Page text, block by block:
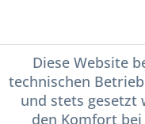
Diese Website
technischen
und stets gesetzt
den Komfort